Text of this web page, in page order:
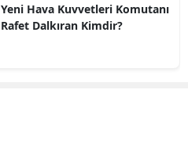
Yeni Hava Kuvvetleri Komutanı
Rafet Dalkıran Kimdir?